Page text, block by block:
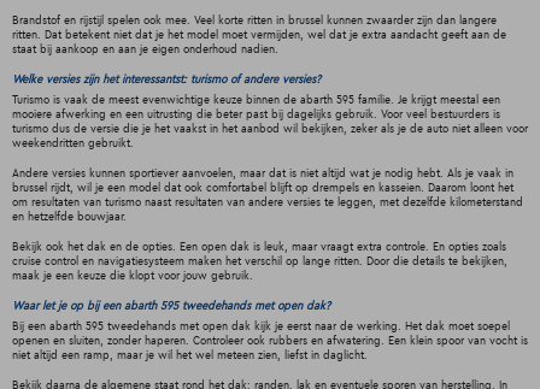
Brandstof en rijstijl spelen ook mee. Veel korte ritten in brussel kunnen zwaarder zijn dan langere
ritten. Dat betekent niet dat je het model moet vermijden, wel dat je extra aandacht geeft aan de
staat bij aankoop en aan je eigen onderhoud nadien.
Welke versies zijn het interessantst: turismo of andere versies?
Turismo is vaak de meest evenwichtige keuze binnen de abarth 595 familie. Je krijgt meestal een
mooiere afwerking en een uitrusting die beter past bij dagelijks gebruik. Voor veel bestuurders is
turismo dus de versie die je het vaakst in het aanbod wil bekijken, zeker als je de auto niet alleen voor
weekendritten gebruikt.
Andere versies kunnen sportiever aanvoelen, maar dat is niet altijd wat je nodig hebt. Als je vaak in
brussel rijdt, wil je een model dat ook comfortabel blijft op drempels en kasseien. Daarom loont het
om resultaten van turismo naast resultaten van andere versies te leggen, met dezelfde kilometerstand
en hetzelfde bouwjaar.
Bekijk ook het dak en de opties. Een open dak is leuk, maar vraagt extra controle. En opties zoals
cruise control en navigatiesysteem maken het verschil op lange ritten. Door die details te bekijken,
maak je een keuze die klopt voor jouw gebruik.
Waar let je op bij een abarth 595 tweedehands met open dak?
Bij een abarth 595 tweedehands met open dak kijk je eerst naar de werking. Het dak moet soepel
openen en sluiten, zonder haperen. Controleer ook rubbers en afwatering. Een klein spoor van vocht is
niet altijd een ramp, maar je wil het wel meteen zien, liefst in daglicht.
Bekijk daarna de algemene staat rond het dak: randen, lak en eventuele sporen van herstelling. In